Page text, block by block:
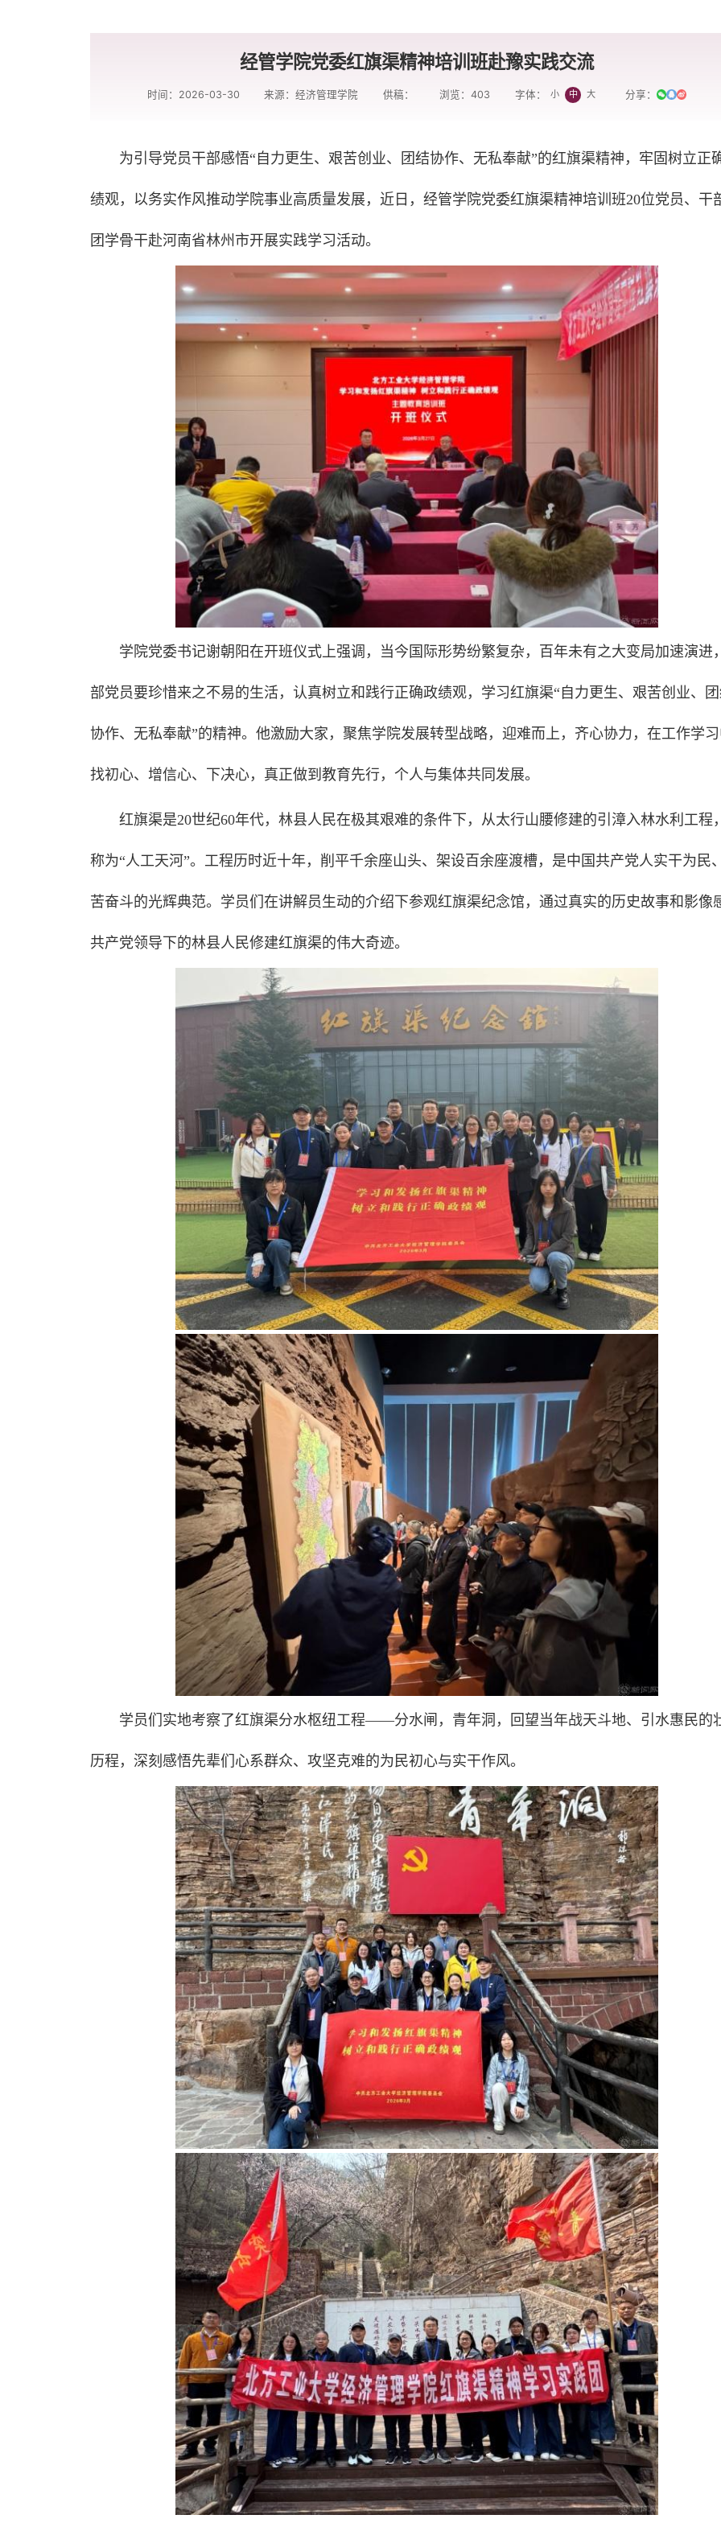
经管学院党委红旗渠精神培训班赴豫实践交流
时间：2026-03-30 来源：经济管理学院 供稿： 浏览： 403 字体： 小 中 大 分享：
为引导党员干部感悟“自力更生、艰苦创业、团结协作、无私奉献”的红旗渠精神，牢固树立正
绩观，以务实作风推动学院事业高质量发展，近日，经管学院党委红旗渠精神培训班20位党员、干
团学骨干赴河南省林州市开展实践学习活动。
学院党委书记谢朝阳在开班仪式上强调，当今国际形势纷繁复杂，百年未有之大变局加速演进
部党员要珍惜来之不易的生活，认真树立和践行正确政绩观，学习红旗渠“自力更生、艰苦创业、
协作、无私奉献”的精神。他激励大家，聚焦学院发展转型战略，迎难而上，齐心协力，在工作学
找初心、增信心、下决心，真正做到教育先行，个人与集体共同发展。
红旗渠是20世纪60年代，林县人民在极其艰难的条件下，从太行山腰修建的引漳入林水利工程
称为“人工天河”。工程历时近十年，削平千余座山头、架设百余座渡槽，是中国共产党人实干为民
苦奋斗的光辉典范。学员们在讲解员生动的介绍下参观红旗渠纪念馆，通过真实的历史故事和影像
共产党领导下的林县人民修建红旗渠的伟大奇迹。
学员们实地考察了红旗渠分水枢纽工程——分水闸，青年洞，回望当年战天斗地、引水惠民的
历程，深刻感悟先辈们心系群众、攻坚克难的为民初心与实干作风。